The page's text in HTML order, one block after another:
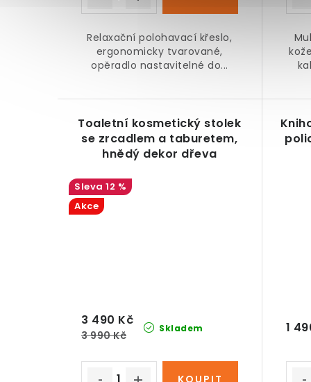
Relaxační polohavací křeslo,
ergonomicky tvarované,
opěradlo nastavitelné do...
Toaletní kosmetický stolek
se zrcadlem a taburetem,
hnědý dekor dřeva
12 %
Akce
Skladem
3 490 Kč
3 990 Kč 1